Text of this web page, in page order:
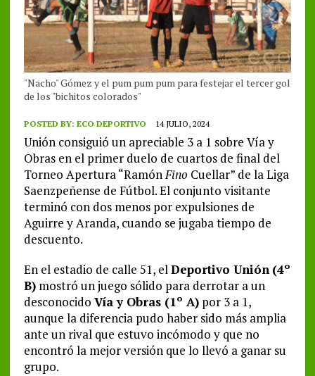
"Nacho" Gómez y el pum pum pum para festejar el tercer gol
de los "bichitos colorados"
POSTED BY: ECO DEPORTIVO 14 JULIO, 2024
Unión consiguió un apreciable 3 a 1 sobre Vía y
Obras en el primer duelo de cuartos de final del
Torneo Apertura “RamónFino Cuellar” de la Liga
Saenzpeñense de Fútbol. El conjunto visitante
terminó con dos menos por expulsiones de
Aguirre y Aranda, cuando se jugaba tiempo de
descuento.
En el estadio de calle 51, elDeportivo Unión (4º
B)mostró un juego sólido para derrotar a un
desconocido Vía y Obras (1º A)por 3 a 1,
aunque la diferencia pudo haber sido más amplia
ante un rival que estuvo incómodo y que no
encontró la mejor versión que lo llevó a ganar su
grupo.